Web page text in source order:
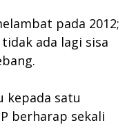
pada 2012;
ada lagi sisa
kepada satu
berharap sekali